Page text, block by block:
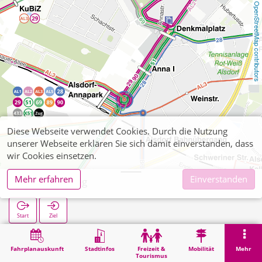
OpenStreetMap contributors
Fahrplanauskunft Stadtinfos
Freizeit &
Tourismus
Mobilität Mehr
Übacher Weg
Start Ziel
Suche
Diese Webseite verwendet Cookies. Durch die Nutzung
unserer Webseite erklären Sie sich damit einverstanden, dass
wir Cookies einsetzen.
Mehr erfahren
Einverstanden